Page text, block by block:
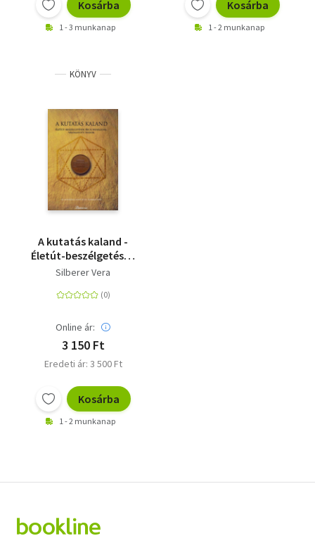
Kosárba
1 - 3 munkanap
Kosárba
1 - 2 munkanap
KÖNYV
A kutatás kaland -
Életút-beszélgetések
Beck Mihállyal,
Silberer Vera
Online ár:
3 150 Ft
Eredeti ár: 3 500 Ft
Kosárba
1 - 2 munkanap